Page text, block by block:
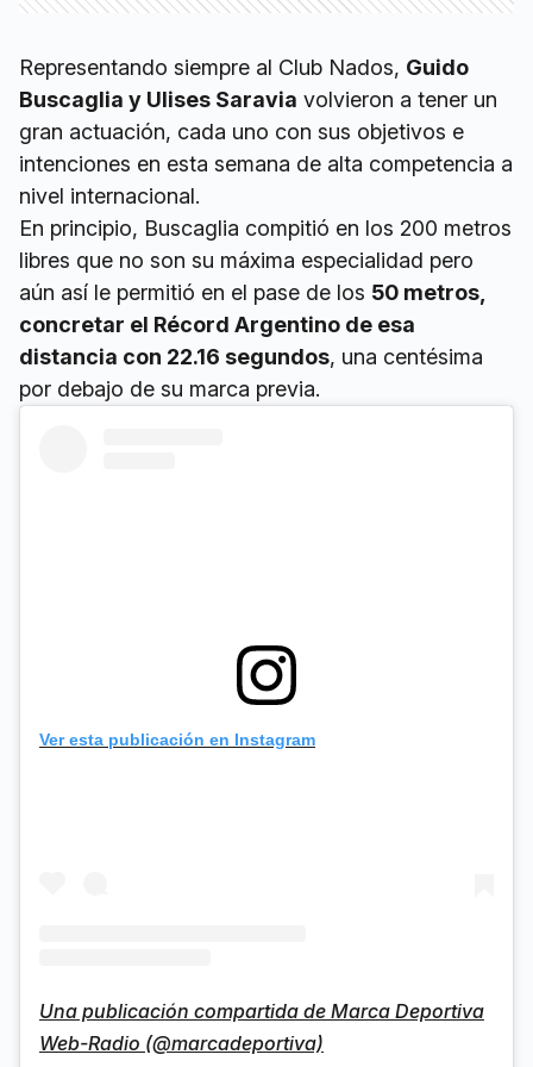
Representando siempre al Club Nados, Guido
Buscaglia y Ulises Saravia volvieron a tener un
gran actuación, cada uno con sus objetivos e
intenciones en esta semana de alta competencia a
nivel internacional.
En principio, Buscaglia compitió en los 200 metros
libres que no son su máxima especialidad pero
aún así le permitió en el pase de los 50 metros,
concretar el Récord Argentino de esa
distancia con 22.16 segundos, una centésima
por debajo de su marca previa.
Ver esta publicación en Instagram
Una publicación compartida de Marca Deportiva
Web-Radio (@marcadeportiva)